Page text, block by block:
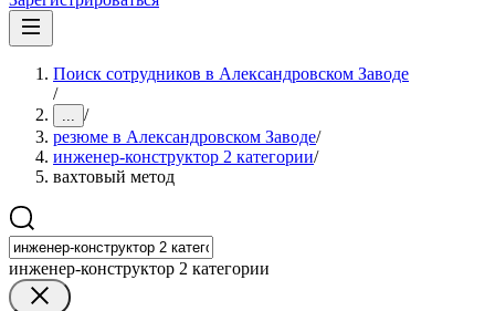
Поиск сотрудников в Александровском Заводе
/
... /
резюме в Александровском Заводе/
инженер-конструктор 2 категории/
вахтовый метод
инженер-конструктор 2 категории